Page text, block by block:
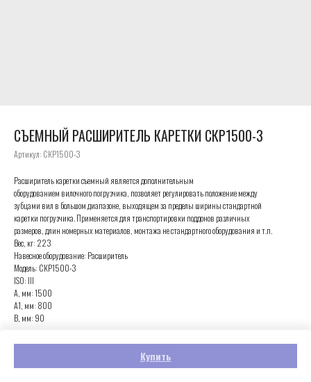
СЪЕМНЫЙ РАСШИРИТЕЛЬ КАРЕТКИ СКР1500-3
Артикул: СКР1500-3
Купить
Расширитель каретки съемный является дополнительным
оборудованием вилочного погрузчика, позволяет регулировать положение между
зубцами вил в большом диапазоне, выходящем за пределы ширины стандартной
каретки погрузчика. Применяется для транспортировки поддонов различных
размеров, длин номерных материалов, монтажа не стандартного оборудования и т.п.
Вес, кг: 223
Навесное оборудование: Расширитель
Модель: СКР1500-3
ISO: III
А, мм: 1500
А1, мм: 800
В, мм: 90